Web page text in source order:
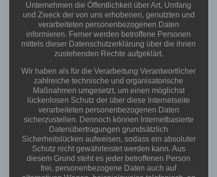
Post
navigation
PREVIOUS POST
Post
navigation
NEXT POST
No responses yet
Schreibe einen Kommentar
Deine E-Mail-Adresse wird nicht veröffentlicht. Erforderliche
Felder sind mit*markiert
Kommentar*
Unternehmen die Öffentlichkeit über Art, Umfang
und Zweck der von uns erhobenen, genutzten und
verarbeiteten personenbezogenen Daten
informieren. Ferner werden betroffene Personen
mittels dieser Datenschutzerklärung über die ihnen
zustehenden Rechte aufgeklärt.
Wir haben als für die Verarbeitung Verantwortlicher
zahlreiche technische und organisatorische
Maßnahmen umgesetzt, um einen möglichst
lückenlosen Schutz der über diese Internetseite
verarbeiteten personenbezogenen Daten
sicherzustellen. Dennoch können Internetbasierte
Datenübertragungen grundsätzlich
Sicherheitslücken aufweisen, sodass ein absoluter
Schutz nicht gewährleistet werden kann. Aus
diesem Grund steht es jeder betroffenen Person
frei, personenbezogene Daten auch auf